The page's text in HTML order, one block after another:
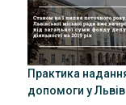
Практика
допомоги у